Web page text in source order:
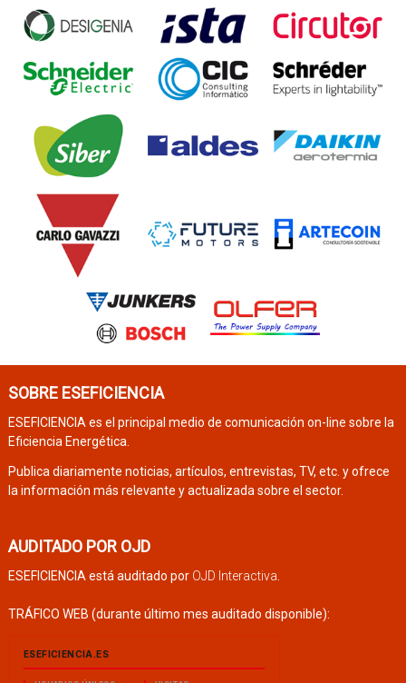
SOBRE ESEFICIENCIA
ESEFICIENCIA es el principal medio de comunicación on-line sobre la
Eficiencia Energética.
Publica diariamente noticias, artículos, entrevistas, TV, etc. y ofrece
la información más relevante y actualizada sobre el sector.
AUDITADO POR OJD
ESEFICIENCIA está auditado por OJD Interactiva.
TRÁFICO WEB (durante último mes auditado disponible):